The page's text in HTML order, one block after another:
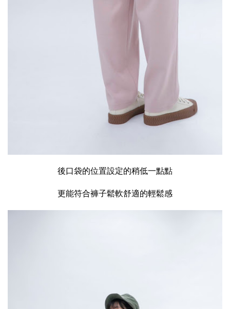
後口袋的位置設定的稍低一點點
更能符合褲子鬆軟舒適的輕鬆感